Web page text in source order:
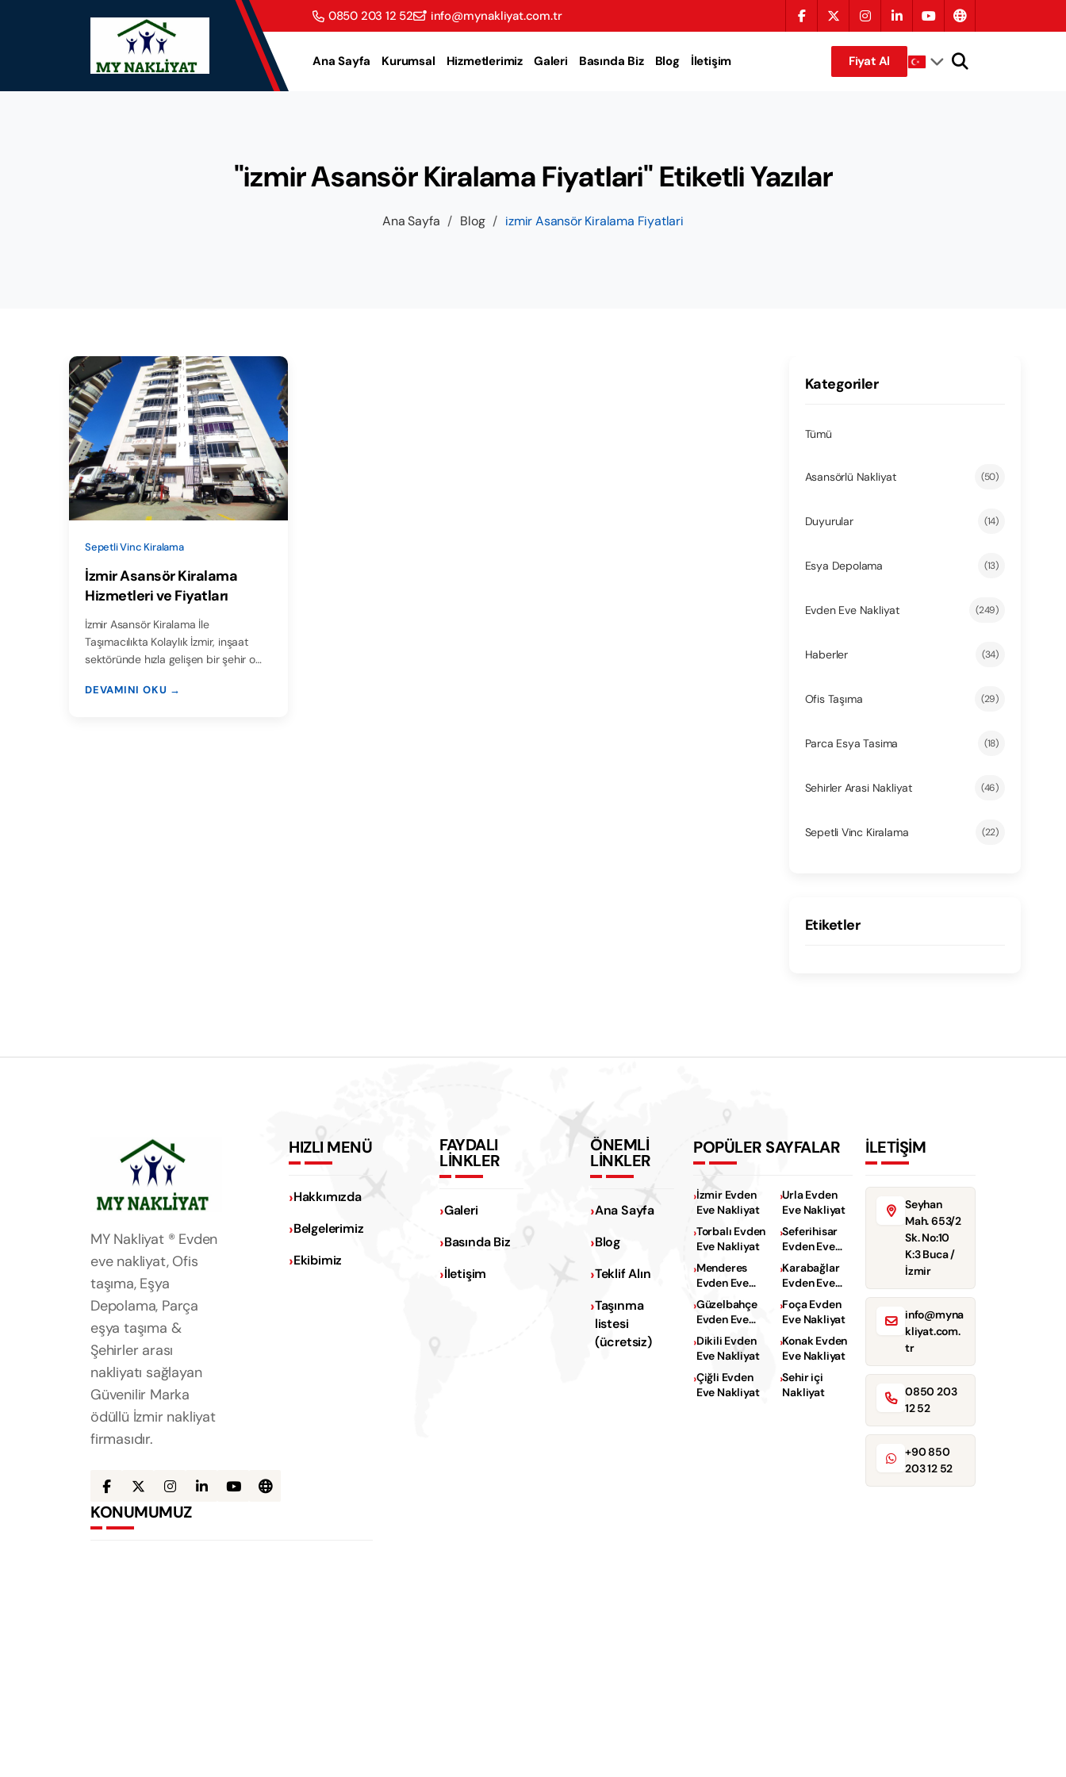
0850 203 12 52 info@mynakliyat.com.tr
Ana Sayfa Kurumsal Hizmetlerimiz Galeri Basında Biz Blog İletişim Fiyat Al
"izmir Asansör Kiralama Fiyatlari" Etiketli Yazılar
Ana Sayfa / Blog / izmir Asansör Kiralama Fiyatlari
Sepetli Vinc Kiralama
İzmir Asansör Kiralama
Hizmetleri ve Fiyatları
İzmir Asansör Kiralama İle
Taşımacılıkta Kolaylık İzmir, inşaat
sektöründe hızla gelişen bir şehir o…
DEVAMINI OKU →
Kategoriler
Tümü
Asansörlü Nakliyat (50)
Duyurular (14)
Esya Depolama (13)
Evden Eve Nakliyat (249)
Haberler (34)
Ofis Taşıma (29)
Parca Esya Tasima (18)
Sehirler Arasi Nakliyat (46)
Sepetli Vinc Kiralama (22)
Etiketler
MY Nakliyat ® Evden
eve nakliyat, Ofis
taşıma, Eşya
Depolama, Parça
eşya taşıma &
Şehirler arası
nakliyatı sağlayan
Güvenilir Marka
ödüllü İzmir nakliyat
firmasıdır.
HIZLI MENÜ
Hakkımızda
Belgelerimiz
Ekibimiz
FAYDALI
LİNKLER
Galeri
Basında Biz
İletişim
ÖNEMLİ
LİNKLER
Ana Sayfa
Blog
Teklif Alın
Taşınma
listesi
(ücretsiz)
POPÜLER SAYFALAR
İzmir Evden
Eve Nakliyat
Urla Evden
Eve Nakliyat
Torbalı Evden
Eve Nakliyat
Seferihisar
Evden Eve
Nakliyat
Menderes
Evden Eve
Nakliyat
Karabağlar
Evden Eve
Nakliyat
Güzelbahçe
Evden Eve
Nakliyat
Foça Evden
Eve Nakliyat
Dikili Evden
Eve Nakliyat
Konak Evden
Eve Nakliyat
Çiğli Evden
Eve Nakliyat
Sehir içi
Nakliyat
İLETİŞİM
Seyhan
Mah. 653/2
Sk. No:10
K:3 Buca /
İzmir
info@myna
kliyat.com.
tr
0850 203
12 52
+90 850
203 12 52
KONUMUMUZ